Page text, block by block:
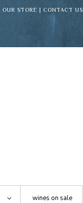
OUR STORE | CONTACT US
wines on sale